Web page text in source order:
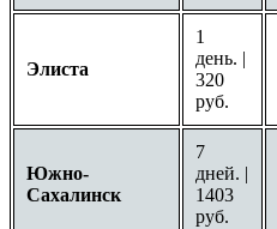
Элиста
1
день. |
320
руб.
Южно-
Сахалинск
7
дней. |
1403
руб.